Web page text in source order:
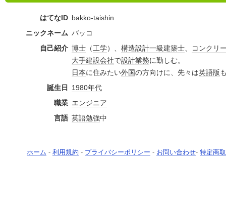
はてなID bakko-taishin
ニックネーム バッコ
自己紹介 博士 （工学）、 構造設計一級建築士、
コンクリ
大手建設会社で設計業務に勤しむ。
日本に住みたい外国の方向けに、先々は英語版
誕生日
1980年代
職業 エンジニア
言語 英語勉強中
ホーム - 利用規約 - プライバシーポリシー - お問い合わせ- 特定商